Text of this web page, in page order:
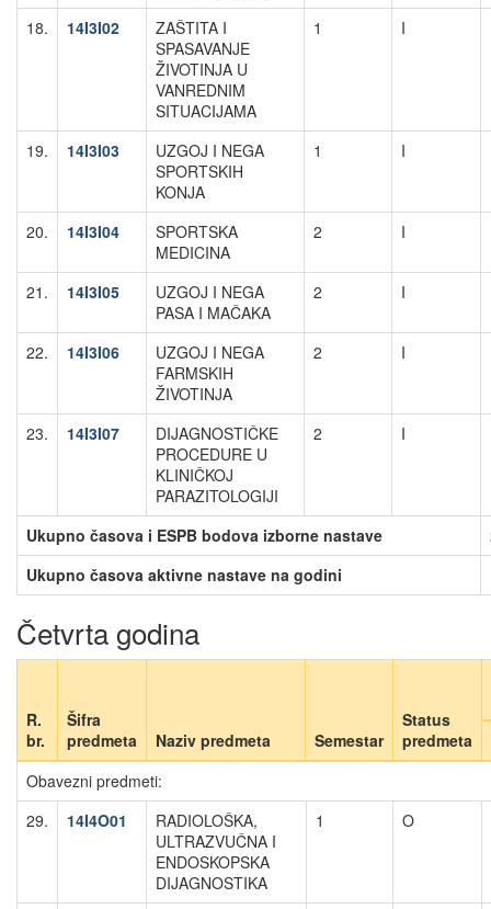
18. 14I3I02
ZAŠTITA I
SPASAVANJE
ŽIVOTINJA U
VANREDNIM
SITUACIJAMA
1 I
19. 14I3I03
UZGOJ I NEGA
SPORTSKIH
KONJA
1 I
20. 14I3I04
SPORTSKA
MEDICINA
2 I
21. 14I3I05
UZGOJ I NEGA
PASA I MAČAKA
2 I
22. 14I3I06
UZGOJ I NEGA
FARMSKIH
ŽIVOTINJA
2 I
23. 14I3I07
DIJAGNOSTIČKE
PROCEDURE U
KLINIČKOJ
PARAZITOLOGIJI
2 I
Ukupno časova i ESPB bodova izborne nastave
Ukupno časova aktivne nastave na godini
Četvrta godina
R.
br.
Šifra
predmeta
Naziv predmeta Semestar
Status
predmeta
Obavezni predmeti:
29.
14I4O01
RADIOLOŠKA,
ULTRAZVUČNA I
ENDOSKOPSKA
DIJAGNOSTIKA
1 O